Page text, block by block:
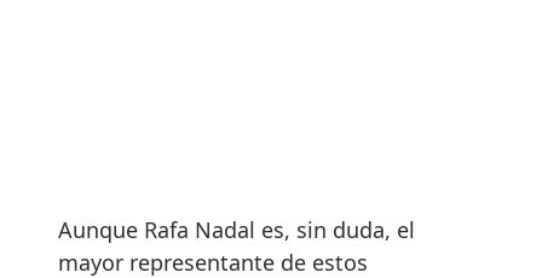
Aunque Rafa Nadal es, sin duda, el
mayor representante de estos